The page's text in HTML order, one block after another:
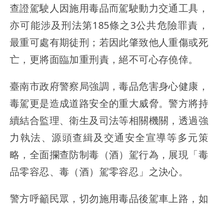
查證駕駛人因施用毒品而駕駛動力交通工具，
亦可能涉及刑法第185條之3公共危險罪責，
最重可處有期徒刑；若因此肇致他人重傷或死
亡，更將面臨加重刑責，絕不可心存僥倖。
臺南市政府警察局強調，毒品危害身心健康，
毒駕更是造成道路安全的重大威脅。警方將持
續結合監理、衛生及司法等相關機關，透過強
力執法、源頭查緝及交通安全宣導等多元策
略，全面攔查防制毒（酒）駕行為，展現「毒
品零容忍、毒（酒）駕零容忍」之決心。
警方呼籲民眾，切勿施用毒品後駕車上路，如